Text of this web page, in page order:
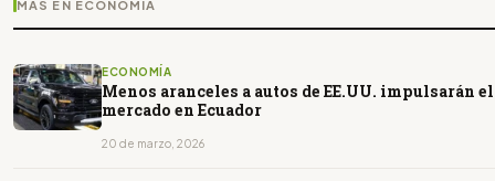
MÁS EN ECONOMÍA
ECONOMÍA
Menos aranceles a autos de EE.UU. impulsarán el
mercado en Ecuador
20 de marzo, 2026